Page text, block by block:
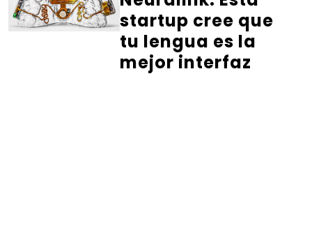
startup cree que
tu lengua es la
mejor interfaz